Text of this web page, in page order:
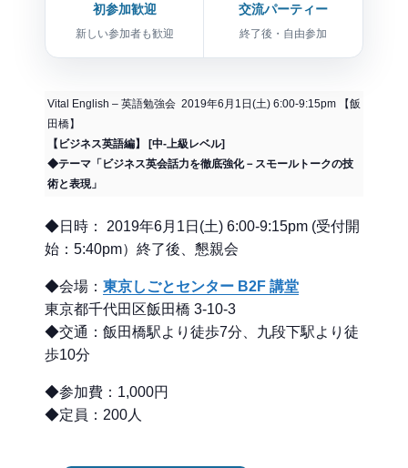
初参加歓迎
新しい参加者も歓迎
交流パーティー
終了後・自由参加
Vital English – 英語勉強会 2019年6月1日(土) 6:00-9:15pm 【飯
田橋】
【ビジネス英語編】 [中-上級レベル]
◆テーマ「ビジネス英会話力を徹底強化－スモールトークの技
術と表現」
◆日時： 2019年6月1日(土) 6:00-9:15pm (受付開
始：5:40pm）終了後、懇親会
◆会場： 東京しごとセンター B2F 講堂
東京都千代田区飯田橋 3-10-3
◆交通：飯田橋駅より徒歩7分、九段下駅より徒
歩10分
◆参加費：1,000円
◆定員：200人